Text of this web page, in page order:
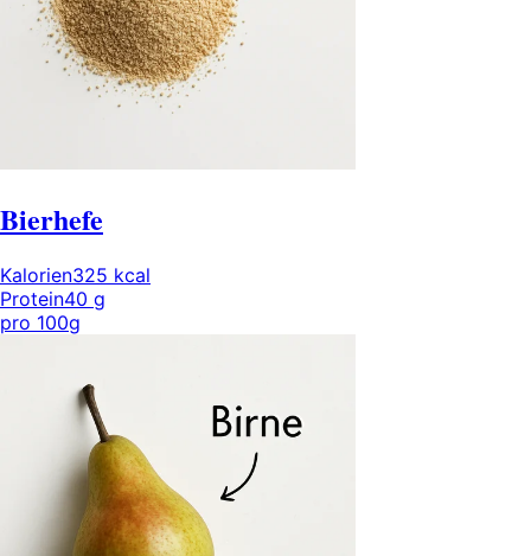
Bierhefe
Kalorien325 kcal
Protein40 g
pro 100g